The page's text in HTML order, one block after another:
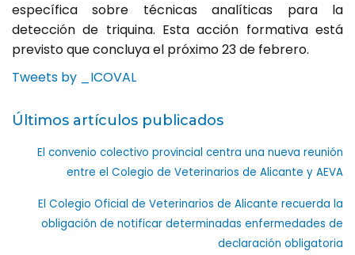
específica sobre técnicas analíticas para la
detección de triquina. Esta acción formativa está
previsto que concluya el próximo 23 de febrero.
Tweets by _ICOVAL
Últimos artículos publicados
El convenio colectivo provincial centra una nueva reunión
entre el Colegio de Veterinarios de Alicante y AEVA
El Colegio Oficial de Veterinarios de Alicante recuerda la
obligación de notificar determinadas enfermedades de
declaración obligatoria